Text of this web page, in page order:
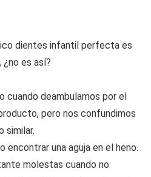
dientes infantil perfecta es
es así?
cuando deambulamos por el
pero nos confundimos
similar.
encontrar una aguja en el heno.
molestas cuando no